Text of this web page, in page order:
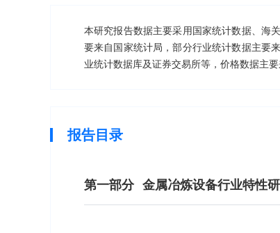
本研究报告数据主要采用国家统计数据、海
要来自国家统计局，部分行业统计数据主要
业统计数据库及证券交易所等，价格数据主
报告目录
第一部分 金属冶炼设备行业特性